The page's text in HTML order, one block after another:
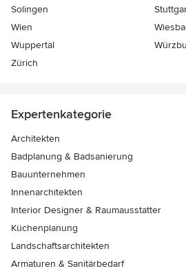
Solingen
Wien
Wuppertal
Zürich
Expertenkategorie
Architekten
Badplanung & Badsanierung
Bauunternehmen
Innenarchitekten
Interior Designer & Raumausstatter
Küchenplanung
Landschaftsarchitekten
Armaturen & Sanitärbedarf